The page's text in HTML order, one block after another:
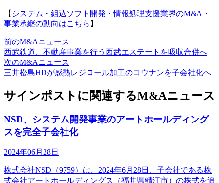
【 システム・組込ソフト開発・情報処理支援業界のM&A・
事業承継の動向はこちら 】
前のM&Aニュース
西武鉄道、不動産事業を行う西武エステートを吸収合併へ
次のM&Aニュース
三井松島HDが感熱レジロール加工のコウナンを子会社化へ
サインポストに関連するM&Aニュース
NSD、システム開発事業のアートホールディング
スを完全子会社化
2024年06月28日
株式会社NSD（9759）は、2024年6月28日、子会社である株
式会社アートホールディングス（福井県鯖江市）の株式を追